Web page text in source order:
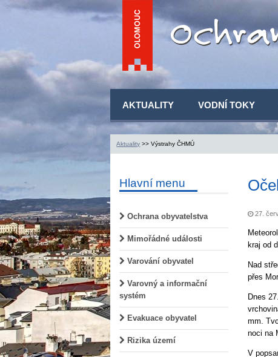
AKTUALITY VODNÍ TOKY
Aktuality >> Výstrahy ČHMÚ
Hlavní menu
Ochrana obyvatelstva
Mimořádné události
Varování obyvatel
Varovný a informační
systém
Evakuace obyvatel
Rizika území
27.
kraj od
Nad
přes
Dnes
mm.
noci na
V